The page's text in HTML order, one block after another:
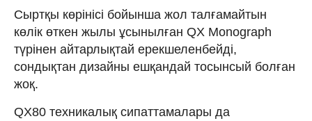
Сыртқы көрінісі бойынша жол талғамайтын
көлік өткен жылы ұсынылған QX Monograph
түрінен айтарлықтай ерекшеленбейді,
сондықтан дизайны ешқандай тосынсый болған
жоқ.
QX80 техникалық сипаттамалары да